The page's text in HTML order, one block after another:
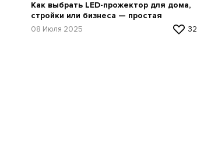
Как выбрать LED-прожектор для дома,
стройки или бизнеса — простая
инструкция
08 Июля 2025 32